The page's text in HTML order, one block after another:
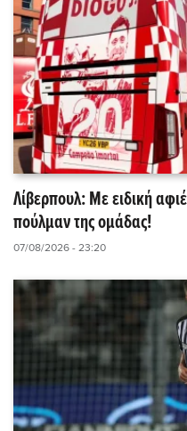
Λίβερπουλ: Με ειδική
πούλμαν της ομάδας!
07/08/2026 - 23:20